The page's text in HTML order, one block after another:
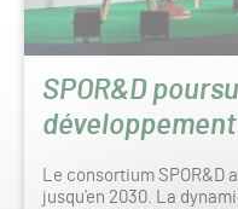
SPOR&D
développement
Le consortium SPOR&D
jusqu’en 2030. La